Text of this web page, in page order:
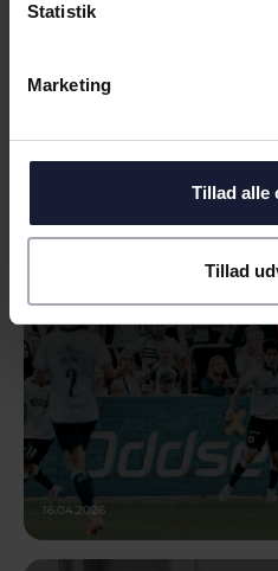
Statistik
Marketing
Tillad alle
Tillad
ODDSET RYKKER
VORES NYE HJEM
16.04.2026